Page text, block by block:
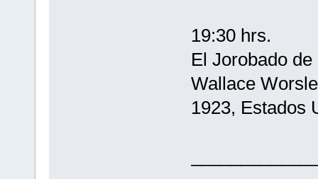
19:30 hrs.
El Jorobado
Wallace
1923, Estados